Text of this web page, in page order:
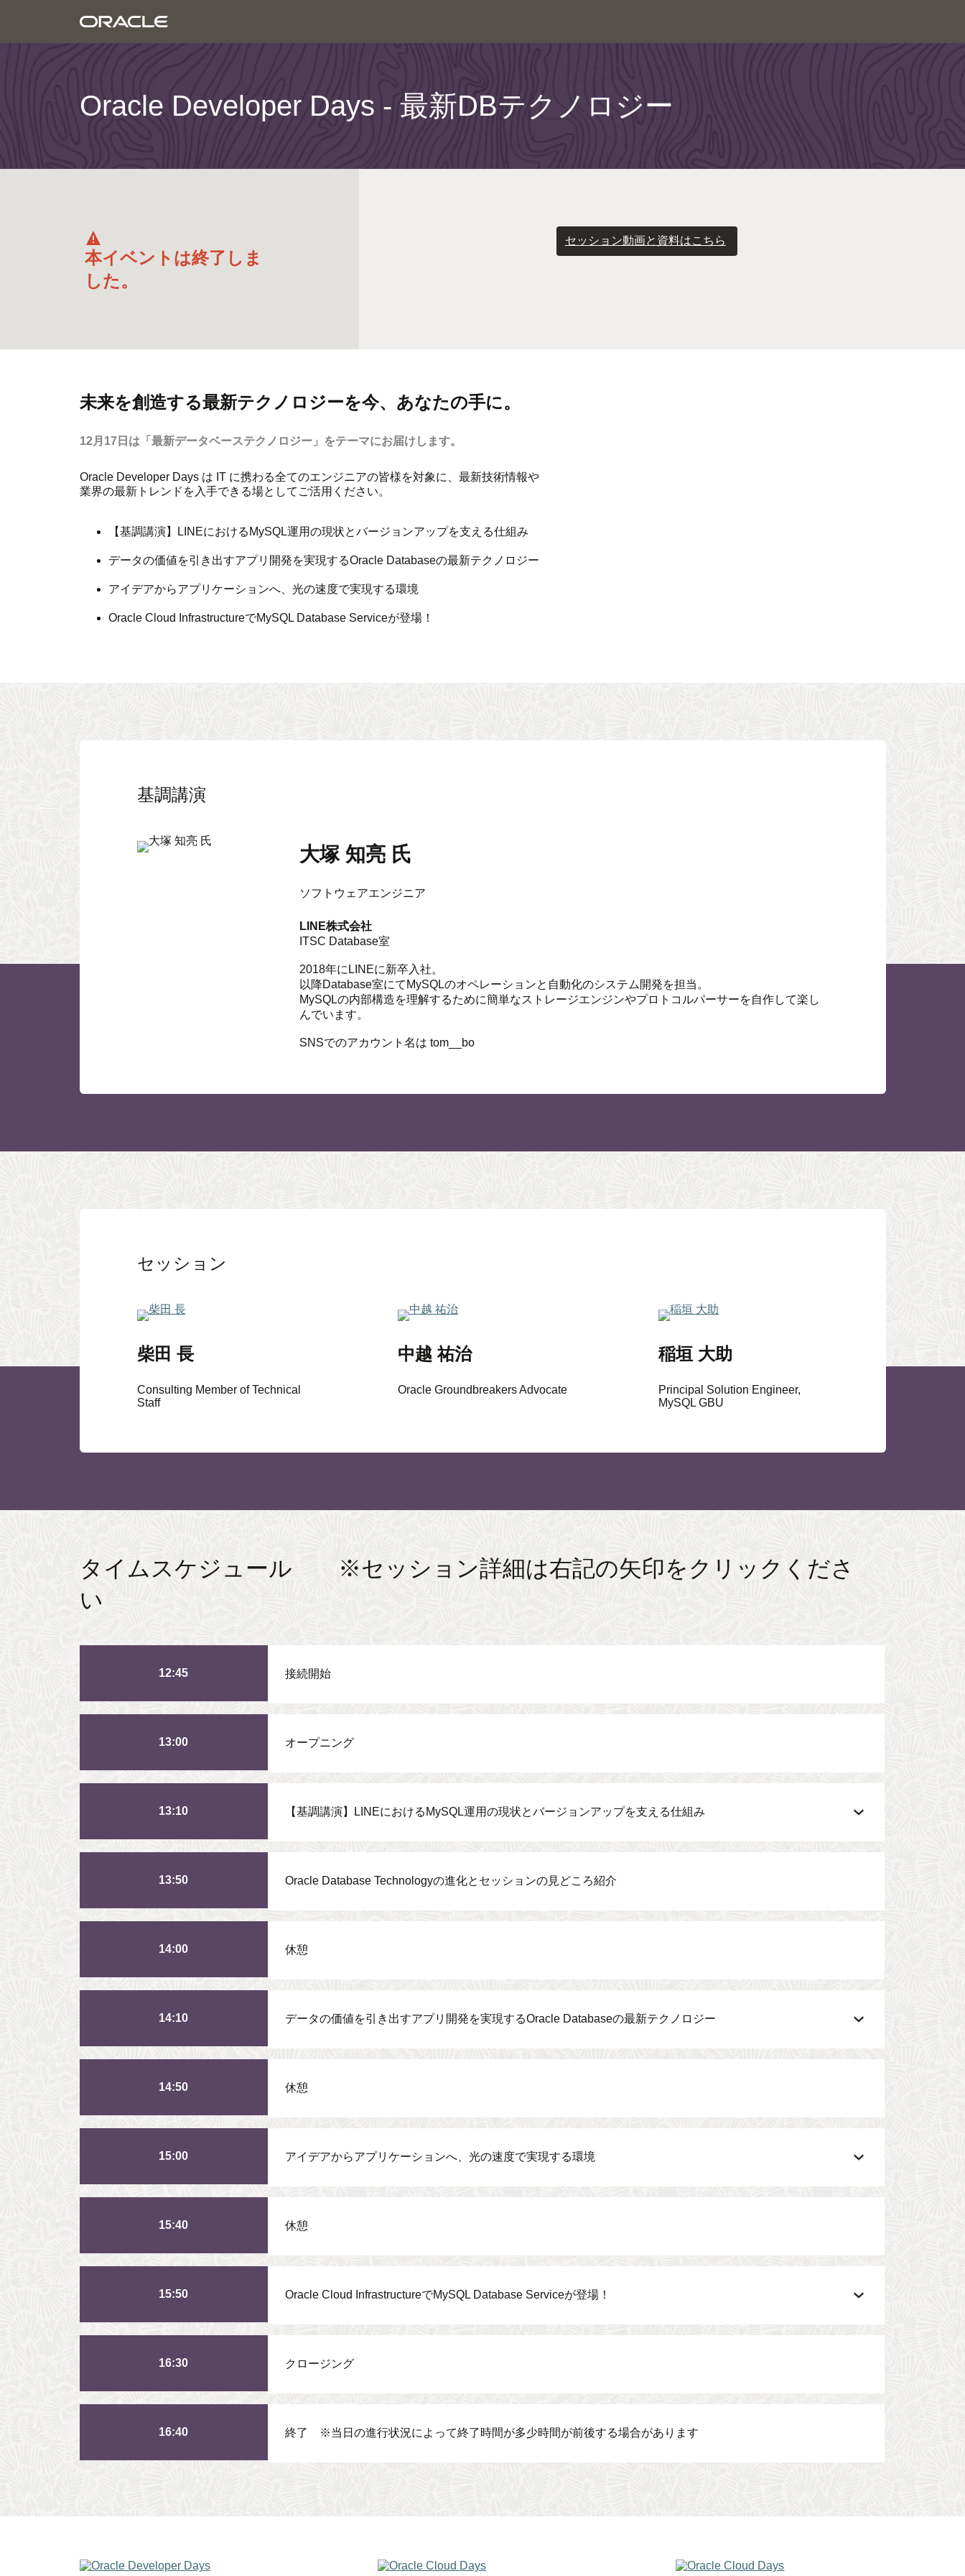
Oracle Developer Days - 最新DBテクノロジー
本イベントは終了しま
した。
セッション動画と資料はこちら
未来を創造する最新テクノロジーを今、あなたの手に。
12月17日は「最新データベーステクノロジー」をテーマにお届けします。
Oracle Developer Days は IT に携わる全てのエンジニアの皆様を対象に、最新技術情報や
業界の最新トレンドを入手できる場としてご活用ください。
【基調講演】LINEにおけるMySQL運用の現状とバージョンアップを支える仕組み
データの価値を引き出すアプリ開発を実現するOracle Databaseの最新テクノロジー
アイデアからアプリケーションへ、光の速度で実現する環境
Oracle Cloud InfrastructureでMySQL Database Serviceが登場！
基調講演
大塚 知亮 氏
ソフトウェアエンジニア
LINE株式会社
ITSC Database室
2018年にLINEに新卒入社。
以降Database室にてMySQLのオペレーションと自動化のシステム開発を担当。
MySQLの内部構造を理解するために簡単なストレージエンジンやプロトコルパーサーを自作して楽し
んでいます。
SNSでのアカウント名は tom__bo
セッション
柴田 長
Consulting Member of Technical
Staff
中越 祐治
Oracle Groundbreakers Advocate
稲垣 大助
Principal Solution Engineer,
MySQL GBU
タイムスケジュール ※セッション詳細は右記の矢印をクリックくださ
い
12:45 接続開始
13:00 オープニング
13:10 【基調講演】LINEにおけるMySQL運用の現状とバージョンアップを支える仕組み
13:50 Oracle Database Technologyの進化とセッションの見どころ紹介
14:00 休憩
14:10 データの価値を引き出すアプリ開発を実現するOracle Databaseの最新テクノロジー
14:50 休憩
15:00 アイデアからアプリケーションへ、光の速度で実現する環境
15:40 休憩
15:50 Oracle Cloud InfrastructureでMySQL Database Serviceが登場！
16:30 クロージング
16:40 終了 ※当日の進行状況によって終了時間が多少時間が前後する場合があります